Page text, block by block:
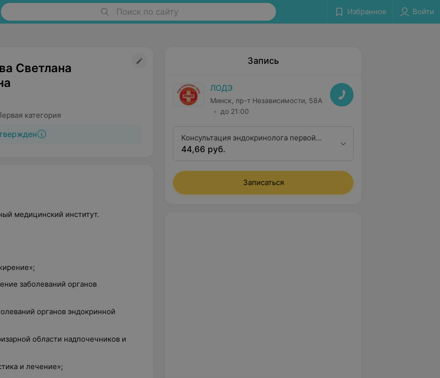
Поиск по сайту Избранное Войти
Светлана
категория
медицинский институт.
заболеваний органов
органов эндокринной
области надпочечников и
и лечение»;
Запись
ЛОДЭ
Минск, пр-т Независимости, 58А
до 21:00
Консультация эндокринолога первой
квалификационной категории
44,66 руб.
Записаться